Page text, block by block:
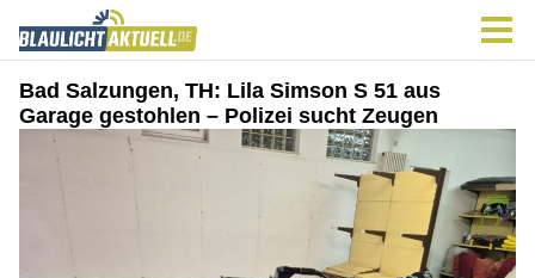
Bad Salzungen, TH: Lila Simson S 51 aus
Garage gestohlen – Polizei sucht Zeugen